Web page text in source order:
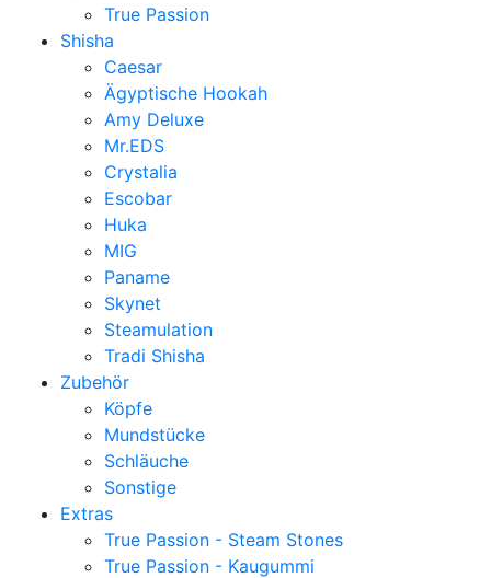
True Passion
Shisha
Caesar
Ägyptische Hookah
Amy Deluxe
Mr.EDS
Crystalia
Escobar
Huka
MIG
Paname
Skynet
Steamulation
Tradi Shisha
Zubehör
Köpfe
Mundstücke
Schläuche
Sonstige
Extras
True Passion - Steam Stones
True Passion - Kaugummi